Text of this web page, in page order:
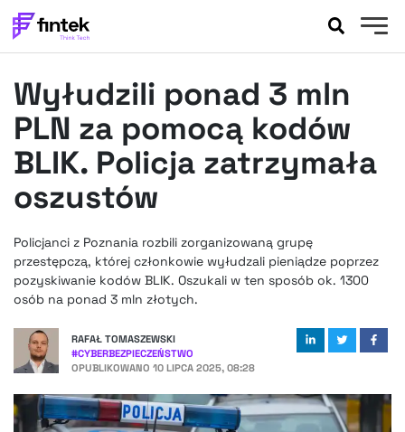
BANKOWOŚĆ
EVENTY
FELIETONY
WYWIADY
LEGAL
FINTEK EXTRA
OKIEM EKSPERTA
Wyłudzili ponad 3 mln
PLN za pomocą kodów
BLIK. Policja zatrzymała
oszustów
Policjanci z Poznania rozbili zorganizowaną grupę
przestępczą, której członkowie wyłudzali pieniądze poprzez
pozyskiwanie kodów BLIK. Oszukali w ten sposób ok. 1300
osób na ponad 3 mln złotych.
RAFAŁ TOMASZEWSKI
#CYBERBEZPIECZEŃSTWO
OPUBLIKOWANO 10 LIPCA 2025, 08:28